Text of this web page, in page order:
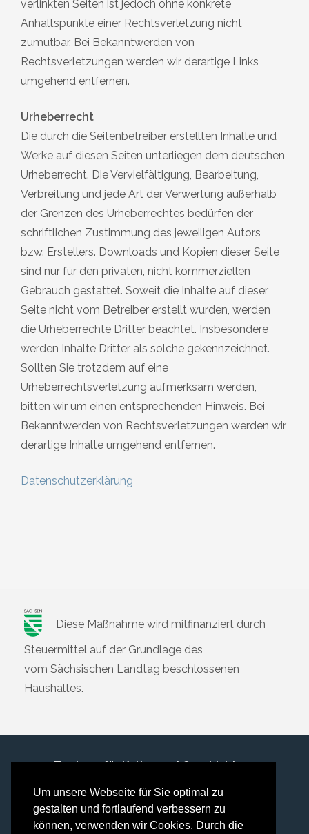
Um unsere Webseite für Sie optimal zu
gestalten und fortlaufend verbessern zu
können, verwenden wir Cookies. Durch die
verlinkten Seiten ist jedoch ohne konkrete
Anhaltspunkte einer Rechtsverletzung nicht
zumutbar. Bei Bekanntwerden von
Rechtsverletzungen werden wir derartige Links
umgehend entfernen.
Urheberrecht
Die durch die Seitenbetreiber erstellten Inhalte und
Werke auf diesen Seiten unterliegen dem deutschen
Urheberrecht. Die Vervielfältigung, Bearbeitung,
Verbreitung und jede Art der Verwertung außerhalb
der Grenzen des Urheberrechtes bedürfen der
schriftlichen Zustimmung des jeweiligen Autors
bzw. Erstellers. Downloads und Kopien dieser Seite
sind nur für den privaten, nicht kommerziellen
Gebrauch gestattet. Soweit die Inhalte auf dieser
Seite nicht vom Betreiber erstellt wurden, werden
die Urheberrechte Dritter beachtet. Insbesondere
werden Inhalte Dritter als solche gekennzeichnet.
Sollten Sie trotzdem auf eine
Urheberrechtsverletzung aufmerksam werden,
bitten wir um einen entsprechenden Hinweis. Bei
Bekanntwerden von Rechtsverletzungen werden wir
derartige Inhalte umgehend entfernen.
Datenschutzerklärung
Diese Maßnahme wird mitfinanziert durch
Steuermittel auf der Grundlage des
vom Sächsischen Landtag beschlossenen
Haushaltes.
Zentrum für Kultur und Geschichte e.
V., Dorfstraße 3, 01665 Käbschütztal OT
Niederjahna
Telefon: 03521 / 49 20 796•E-